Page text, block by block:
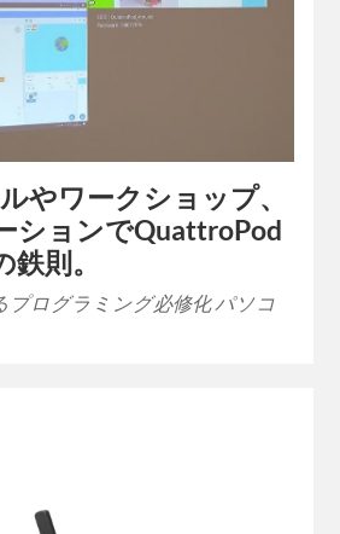
やワークショップ、
ションでQuattroPod
則。
プログラミング必修化 パソコ